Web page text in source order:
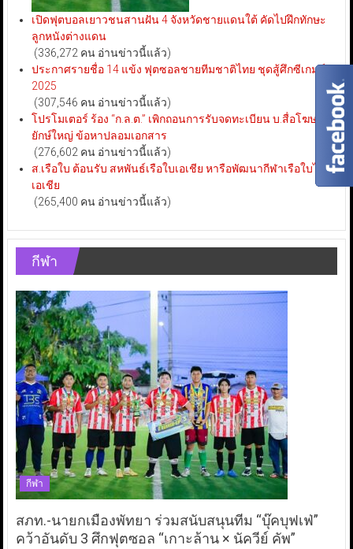
เปิดฟุตบอลเยาวชนสานฝัน 4 จังหวัดชายแดนใต้ คัดไปฝึกทักษะ
ลูกหนังต่างแดน
(336,272 คน อ่านข่าวนี้แล้ว)
ประกาศรายชื่อ 14 แข้ง ฟุตซอลชายทีมชาติไทย ชุดสู้ศึกซีเกมส์
2025
(307,546 คน อ่านข่าวนี้แล้ว)
โปรโมเตอร์ ร้อง “ก.ล.ต.” เพิกถอนการรับจดทะเบียน บ.สื่อโฆษณา
ยักษ์ใหญ่ ข้อหาปลอมเอกสาร
(276,602 คน อ่านข่าวนี้แล้ว)
ส.เรือใบ ต้อนรับ สหพันธ์เรือใบเอเชีย หารือพัฒนากีฬาเรือใบไทย-
เอเชีย
(265,400 คน อ่านข่าวนี้แล้ว)
กีฬา
กีฬา
สภท.-นายกเมืองพัทยา ร่วมสนับสนุนทีม “บุ๊คบุฟเฟ่”
คว้าอันดับ 3 ศึกฟุตซอล “เกาะล้าน × นัควีย์ คัพ”